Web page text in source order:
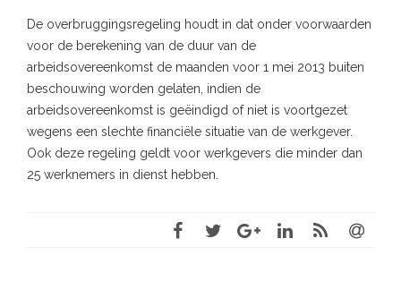
De overbruggingsregeling houdt in dat onder voorwaarden
voor de berekening van de duur van de
arbeidsovereenkomst de maanden voor 1 mei 2013 buiten
beschouwing worden gelaten, indien de
arbeidsovereenkomst is geëindigd of niet is voortgezet
wegens een slechte financiële situatie van de werkgever.
Ook deze regeling geldt voor werkgevers die minder dan
25 werknemers in dienst hebben.